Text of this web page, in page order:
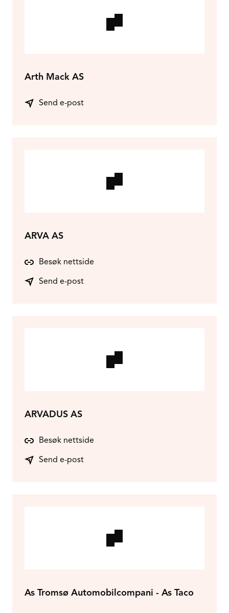
Arth Mack AS
Send e-post
ARVA AS
Besøk nettside
Send e-post
ARVADUS AS
Besøk nettside
Send e-post
As Tromsø Automobilcompani - As Taco